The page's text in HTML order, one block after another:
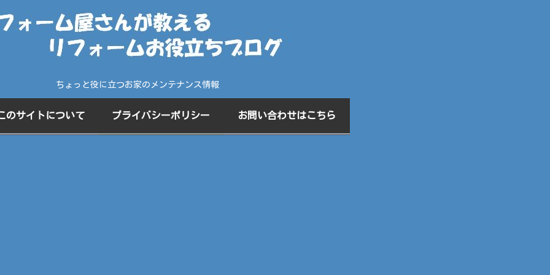
ちょっと役に立つお家のメンテナンス情報
のサイトについて プライバシーポリシー お問い合わせはこちら